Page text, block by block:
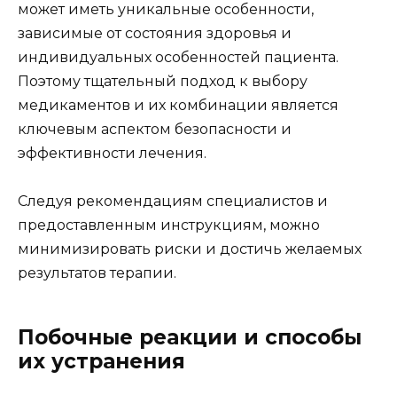
может иметь уникальные особенности,
зависимые от состояния здоровья и
индивидуальных особенностей пациента.
Поэтому тщательный подход к выбору
медикаментов и их комбинации является
ключевым аспектом безопасности и
эффективности лечения.
Следуя рекомендациям специалистов и
предоставленным инструкциям, можно
минимизировать риски и достичь желаемых
результатов терапии.
Побочные реакции и способы
их устранения